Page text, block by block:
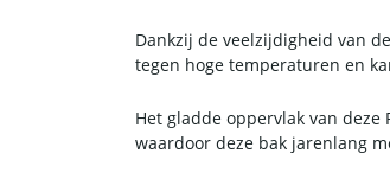
Dankzij de veelzijdigheid van
tegen hoge temperaturen en
Het gladde oppervlak van
waardoor deze bak jarenlang